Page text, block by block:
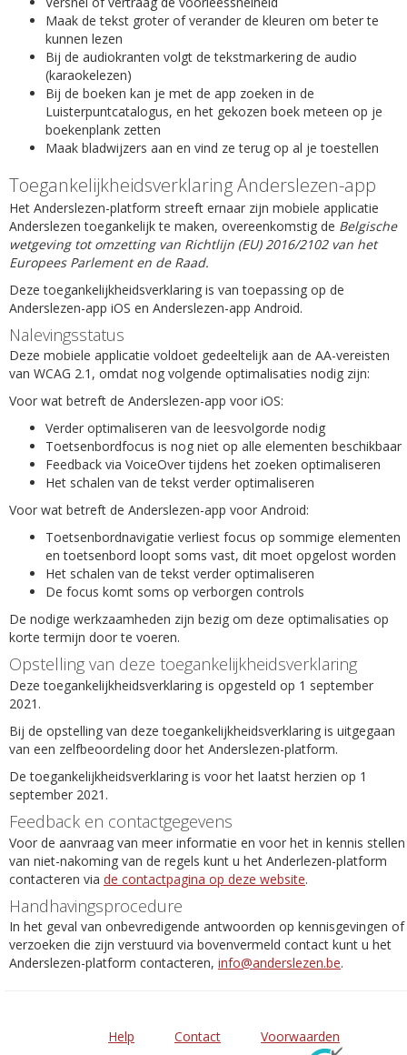
Maak de tekst groter of verander de kleuren om beter te
kunnen lezen
Bij de audiokranten volgt de tekstmarkering de audio
(karaokelezen)
Bij de boeken kan je met de app zoeken in de
Luisterpuntcatalogus, en het gekozen boek meteen op je
boekenplank zetten
Maak bladwijzers aan en vind ze terug op al je toestellen
Toegankelijkheidsverklaring Anderslezen-app
Het Anderslezen-platform streeft ernaar zijn mobiele applicatie
Anderslezen toegankelijk te maken, overeenkomstig de Belgische
wetgeving tot omzetting van Richtlijn (EU) 2016/2102 van het
Europees Parlement en de Raad.
Deze toegankelijkheidsverklaring is van toepassing op de
Anderslezen-app iOS en Anderslezen-app Android.
Nalevingsstatus
Deze mobiele applicatie voldoet gedeeltelijk aan de AA-vereisten
van WCAG 2.1, omdat nog volgende optimalisaties nodig zijn:
Voor wat betreft de Anderslezen-app voor iOS:
Verder optimaliseren van de leesvolgorde nodig
Toetsenbordfocus is nog niet op alle elementen beschikbaar
Feedback via VoiceOver tijdens het zoeken optimaliseren
Het schalen van de tekst verder optimaliseren
Voor wat betreft de Anderslezen-app voor Android:
Toetsenbordnavigatie verliest focus op sommige elementen
en toetsenbord loopt soms vast, dit moet opgelost worden
Het schalen van de tekst verder optimaliseren
De focus komt soms op verborgen controls
De nodige werkzaamheden zijn bezig om deze optimalisaties op
korte termijn door te voeren.
Opstelling van deze toegankelijkheidsverklaring
Deze toegankelijkheidsverklaring is opgesteld op 1 september
2021.
Bij de opstelling van deze toegankelijkheidsverklaring is uitgegaan
van een zelfbeoordeling door het Anderslezen-platform.
De toegankelijkheidsverklaring is voor het laatst herzien op 1
september 2021.
Feedback en contactgegevens
Voor de aanvraag van meer informatie en voor het in kennis stellen
van niet-nakoming van de regels kunt u het Anderlezen-platform
contacteren via de contactpagina op deze website.
Handhavingsprocedure
In het geval van onbevredigende antwoorden op kennisgevingen of
verzoeken die zijn verstuurd via bovenvermeld contact kunt u het
Anderslezen-platform contacteren, info@anderslezen.be.
Help Contact
Voorwaarden